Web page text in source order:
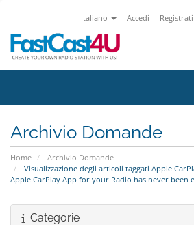
Italiano Accedi Registrati
Archivio Domande
Home
Archivio Domande
Visualizzazione degli articoli taggati Apple
Apple CarPlay App for your Radio has never been
Categorie